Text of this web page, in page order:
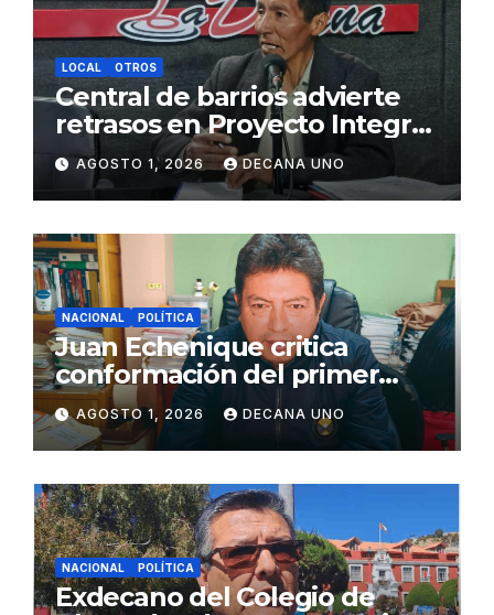
LOCAL OTROS
Central de barrios advierte
retrasos en Proyecto Integral
de Agua y Alcantarillado para
Juliaca
AGOSTO 1, 2026 DECANA UNO
NACIONAL POLÍTICA
Juan Echenique critica
conformación del primer
gabinete ministerial de Keiko
Fujimori
AGOSTO 1, 2026 DECANA UNO
NACIONAL POLÍTICA
Exdecano del Colegio de